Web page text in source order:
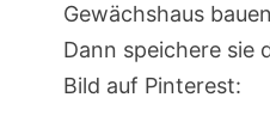
Gewächshaus
Dann speichere sie
Bild auf Pinterest: